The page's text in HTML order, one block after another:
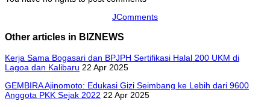
JComments
Other articles in BIZNEWS
Kerja Sama Bogasari dan BPJPH Sertifikasi Halal 200 UKM di
Lagoa dan Kalibaru 22 Apr 2025
GEMBIRA Ajinomoto: Edukasi Gizi Seimbang ke Lebih dari 9600
Anggota PKK Sejak 2022 22 Apr 2025